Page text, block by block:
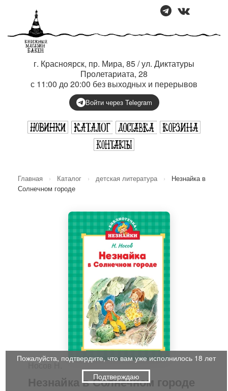
г. Красноярск, пр. Мира, 85 / ул. Диктатуры
Пролетариата, 28
с 11:00 до 20:00 без выходных и перерывов
Войти через Telegram
Главная › Каталог › детская литература ›
Незнайка в
Солнечном городе
Носов Н.
Незнайка в Солнечном городе
Пожалуйста, подтвердите, что вам уже исполнилось 18 лет
Подтверждаю